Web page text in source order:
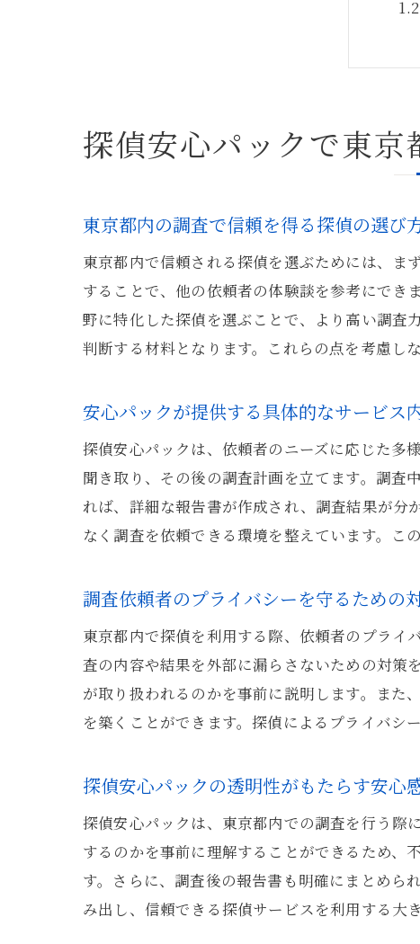
探偵安心パックで東
東京都内の調査で信頼を得る探偵の選び
東京都内で信頼される探偵を選ぶためには、ま
することで、他の依頼者の体験談を参考にでき
野に特化した探偵を選ぶことで、より高い調査
判断する材料となります。これらの点を考慮し
安心パックが提供する具体的なサービス
探偵安心パックは、依頼者のニーズに応じた多
聞き取り、その後の調査計画を立てます。調査
れば、詳細な報告書が作成され、調査結果が分
なく調査を依頼できる環境を整えています。こ
調査依頼者のプライバシーを守るための
東京都内で探偵を利用する際、依頼者のプライ
査の内容や結果を外部に漏らさないための対策
が取り扱われるのかを事前に説明します。また
を築くことができます。探偵によるプライバシ
探偵安心パックの透明性がもたらす安心
探偵安心パックは、東京都内での調査を行う際
するのかを事前に理解することができるため、
す。さらに、調査後の報告書も明確にまとめら
み出し、信頼できる探偵サービスを利用する大